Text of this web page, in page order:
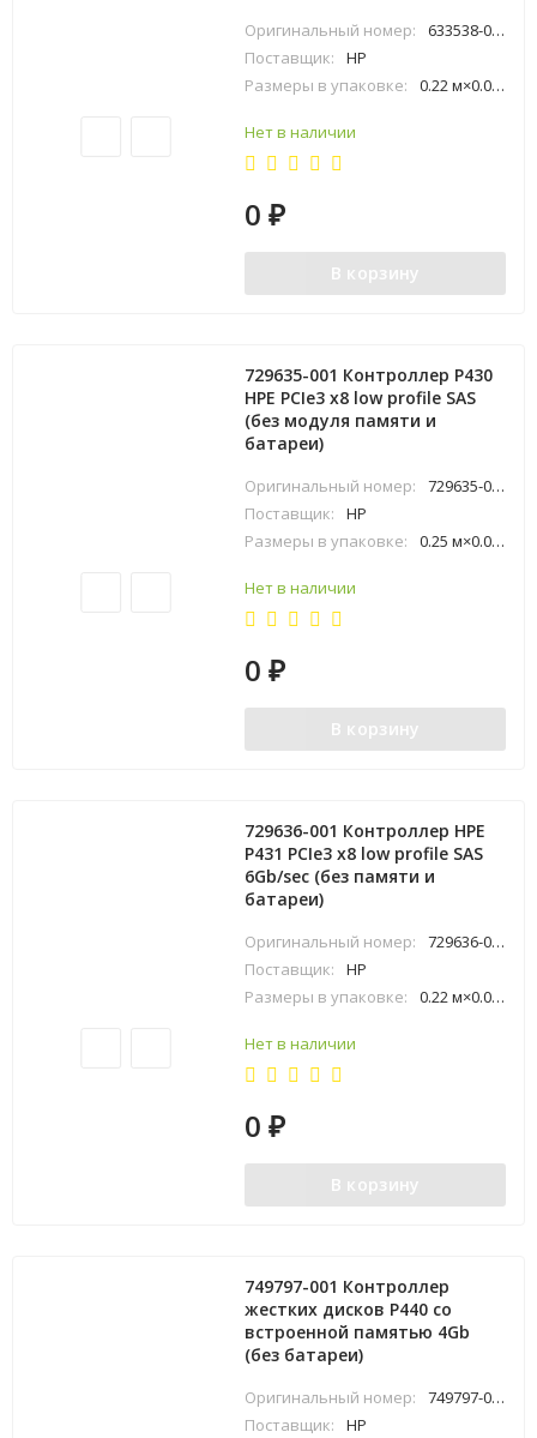
Оригинальный номер:
633538-001
Поставщик:
HP
Размеры в упаковке:
0.22 м×0.06 м×0.25 м
Нет в наличии
0₽
В корзину
729635-001 Контроллер P430
HPE PCIe3 x8 low profile SAS
(без модуля памяти и
батареи)
Оригинальный номер:
729635-001
Поставщик:
HP
Размеры в упаковке:
0.25 м×0.06 м×0.22 м
Нет в наличии
0₽
В корзину
729636-001 Контроллер HPE
P431 PCIe3 x8 low profile SAS
6Gb/sec (без памяти и
батареи)
Оригинальный номер:
729636-001
Поставщик:
HP
Размеры в упаковке:
0.22 м×0.06 м×0.25 м
Нет в наличии
0₽
В корзину
749797-001 Контроллер
жестких дисков P440 со
встроенной памятью 4Gb
(без батареи)
Оригинальный номер:
749797-001
Поставщик:
HP